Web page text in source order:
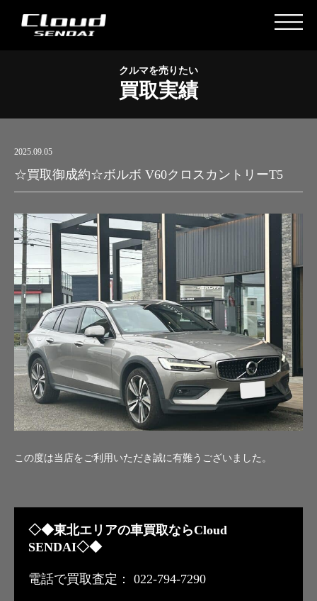
クルマを売りたい
買取実績
2025.09.05
☆買取御成約☆ボルボ V60クロスカントリーT5
この度は当店をご利用いただき誠に有難うございました。
◇◆東北エリアの車買取ならCloud
SENDAI◇◆
電話で買取査定： 022-794-7290